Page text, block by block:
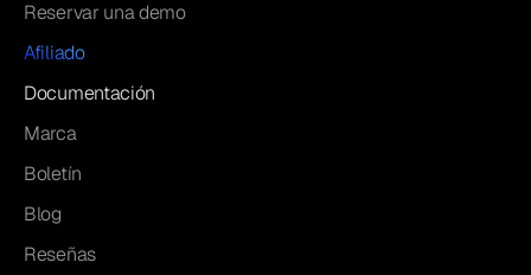
Reservar una demo
Afiliado
Documentación
Marca
Boletín
Blog
Reseñas